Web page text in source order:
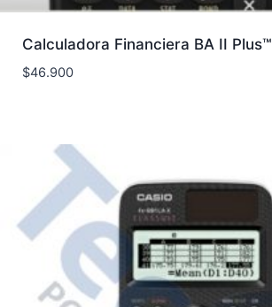
Calculadora Financiera BA II Plus™
$46.900